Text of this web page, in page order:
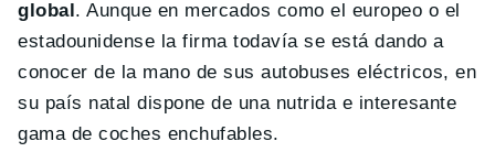
global . Aunque en mercados como el europeo o el
estadounidense la firma todavía se está dando a
conocer de la mano de sus autobuses eléctricos, en
su país natal dispone de una nutrida e interesante
gama de coches enchufables.